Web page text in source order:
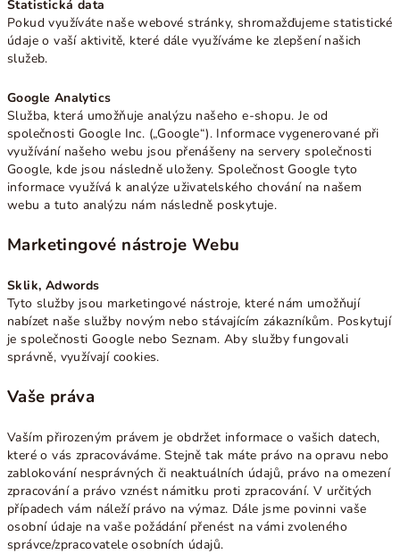
Statistická data
Pokud využíváte naše webové stránky, shromažďujeme statistické
údaje o vaší aktivitě, které dále využíváme ke zlepšení našich
služeb.
Google Analytics
Služba, která umožňuje analýzu našeho e-shopu. Je od
společnosti Google Inc. („Google“). Informace vygenerované při
využívání našeho webu jsou přenášeny na servery společnosti
Google, kde jsou následně uloženy. Společnost Google tyto
informace využívá k analýze uživatelského chování na našem
webu a tuto analýzu nám následně poskytuje.
Marketingové nástroje Webu
Sklik, Adwords
Tyto služby jsou marketingové nástroje, které nám umožňují
nabízet naše služby novým nebo stávajícím zákazníkům. Poskytují
je společnosti Google nebo Seznam. Aby služby fungovali
správně, využívají cookies.
Vaše práva
Vaším přirozeným právem je obdržet informace o vašich datech,
které o vás zpracováváme. Stejně tak máte právo na opravu nebo
zablokování nesprávných či neaktuálních údajů, právo na omezení
zpracování a právo vznést námitku proti zpracování. V určitých
případech vám náleží právo na výmaz. Dále jsme povinni vaše
osobní údaje na vaše požádání přenést na vámi zvoleného
správce/zpracovatele osobních údajů.